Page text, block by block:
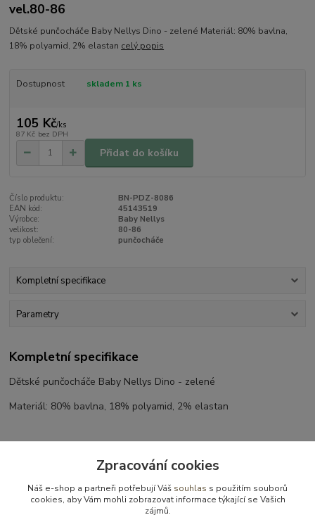
vel.80-86
Dětské punčocháče Baby Nellys Dino - zelené Materiál: 80% bavlna,
18% polyamid, 2% elastan celý popis
Dostupnost skladem 1 ks
105 Kč/ks
87 Kč bez DPH
Přidat do košíku
Číslo produktu:
BN-PDZ-8086
EAN kód:
45143519
Výrobce:
Baby Nellys
velikost:
80-86
typ oblečení:
punčocháče
Kompletní specifikace
Parametry
Kompletní specifikace
Dětské punčocháče Baby Nellys Dino - zelené
Materiál: 80% bavlna, 18% polyamid, 2% elastan
Výrobce Baby Nellys
Zpracování cookies
Náš e-shop a partneři potřebují Váš souhlas s použitím souborů
cookies, aby Vám mohli zobrazovat informace týkající se Vašich
zájmů.